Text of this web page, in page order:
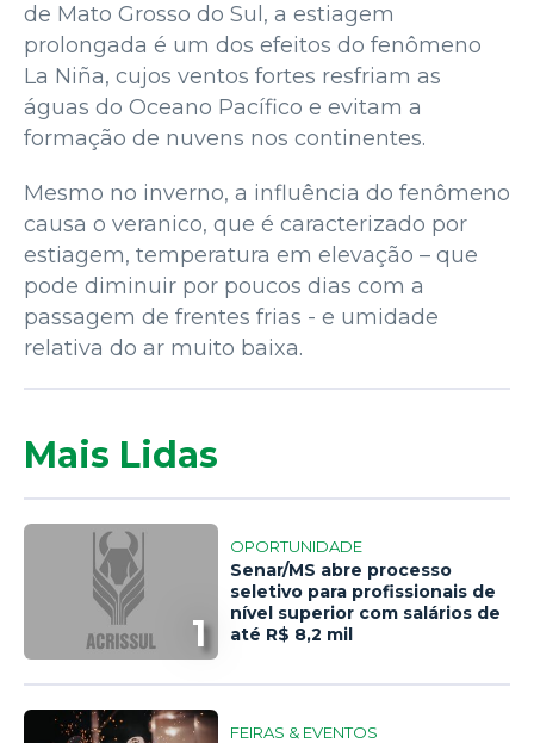
de Mato Grosso do Sul, a estiagem
prolongada é um dos efeitos do fenômeno
La Niña, cujos ventos fortes resfriam as
águas do Oceano Pacífico e evitam a
formação de nuvens nos continentes.
Mesmo no inverno, a influência do fenômeno
causa o veranico, que é caracterizado por
estiagem, temperatura em elevação – que
pode diminuir por poucos dias com a
passagem de frentes frias - e umidade
relativa do ar muito baixa.
Mais Lidas
1
OPORTUNIDADE
Senar/MS abre processo
seletivo para profissionais de
nível superior com salários de
até R$ 8,2 mil
FEIRAS & EVENTOS